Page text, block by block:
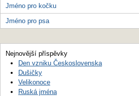
Jméno pro kočku
Jméno pro psa
Nejnovější příspěvky
Den vzniku Československa
Dušičky
Velikonoce
Ruská jména